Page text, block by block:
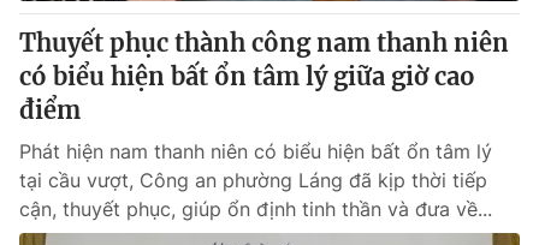
Thuyết phục thành công nam thanh niên
có biểu hiện bất ổn tâm lý giữa giờ cao
điểm
Phát hiện nam thanh niên có biểu hiện bất ổn tâm lý
tại cầu vượt, Công an phường Láng đã kịp thời tiếp
cận, thuyết phục, giúp ổn định tinh thần và đưa về...